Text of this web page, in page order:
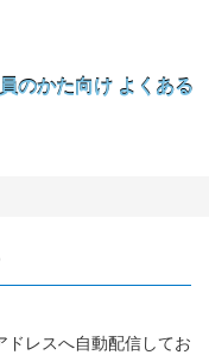
ドレスへ自動配信してお